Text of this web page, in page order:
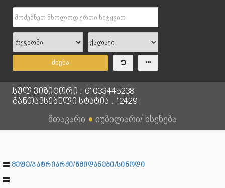
ძიება
სულ ვიზიტორი : 61033445238
განთავსებული სტატია : 12429
მთავარი ● იუბილარი/ ხსენება
მეფე/პატრიარქი/წმიდანები/სინოდი